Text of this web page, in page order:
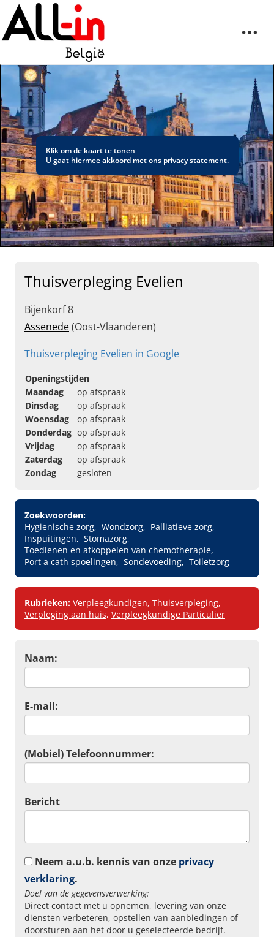
Klik om de kaart te tonen
U gaat hiermee akkoord met ons privacy statement.
Thuisverpleging Evelien
Bijenkorf 8
Assenede(Oost-Vlaanderen)
Thuisverpleging Evelien in Google
Openingstijden
Maandag
op afspraak
Dinsdag
op afspraak
Woensdag
op afspraak
Donderdag op afspraak
Vrijdag
op afspraak
Zaterdag
op afspraak
Zondag
gesloten
Zoekwoorden:
Hygienische zorg
Wondzorg
Palliatieve zorg
Inspuitingen
Stomazorg
Toedienen en afkoppelen van chemotherapie
Port a cath spoelingen
Sondevoeding Toiletzorg
Rubrieken: Verpleegkundigen, Thuisverpleging,
Verpleging aan huis, Verpleegkundige Particulier
Naam:
E-mail:
(Mobiel) Telefoonnummer:
Bericht
Neem a.u.b. kennis van onze privacy
verklaring.
Doel van de gegevensverwerking:
Direct contact met u opnemen, levering van onze
diensten verbeteren, opstellen van aanbiedingen of
doorsturen aan het door u geselecteerde bedrijf.